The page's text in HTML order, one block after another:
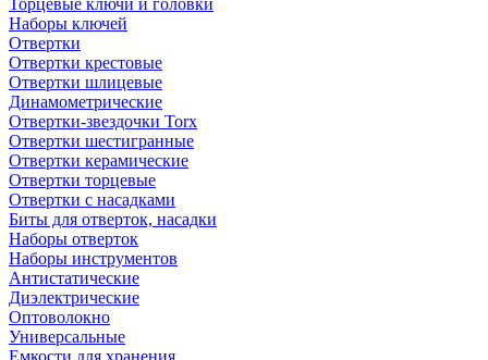
Торцевые ключи и головки
Наборы ключей
Отвертки
Отвертки крестовые
Отвертки шлицевые
Динамометрические
Отвертки-звездочки Torx
Отвертки шестигранные
Отвертки керамические
Отвертки торцевые
Отвертки с насадками
Биты для отверток, насадки
Наборы отверток
Наборы инструментов
Антистатические
Диэлектрические
Оптоволокно
Универсальные
Емкости для хранения